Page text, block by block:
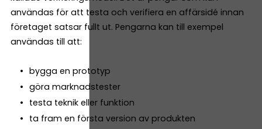
användas för att testa och verifiera en affärsidé innan
företaget satsar fullt ut. Pengarna kan till exempel
användas till att:
bygga en prototyp
göra marknadstester
testa teknik eller funktion
ta fram en första version av produkten